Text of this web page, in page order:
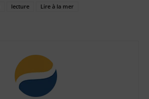
lecture
Lire à la mer